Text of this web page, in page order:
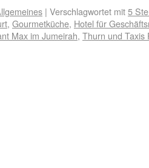
| Verschlagwortet mit5
, Gourmetküche, Hotel für
Max im Jumeirah, Thurn und Taxis